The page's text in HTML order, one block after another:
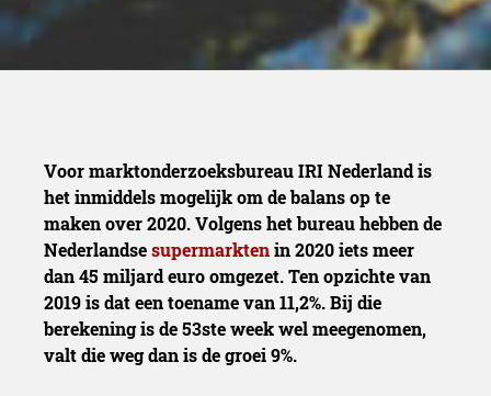
Voor marktonderzoeksbureau IRI Nederland is
het inmiddels mogelijk om de balans op te
maken over 2020. Volgens het bureau hebben de
Nederlandsesupermarktenin 2020 iets meer
dan 45 miljard euro omgezet. Ten opzichte van
2019 is dat een toename van 11,2%. Bij die
berekening is de 53ste week wel meegenomen,
valt die weg dan is de groei 9%.